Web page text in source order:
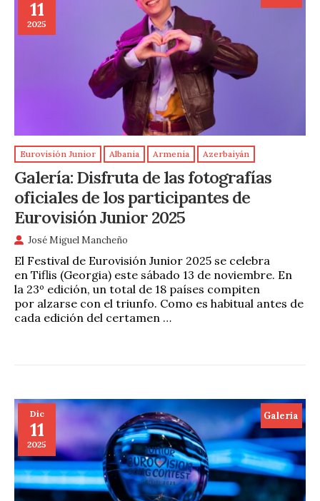
11
2025
Eurovisión Junior Albania Armenia Azerbaiyán
Galería: Disfruta de las fotografías
oficiales de los participantes de
Eurovisión Junior 2025
José Miguel Mancheño
El Festival de Eurovisión Junior 2025 se celebra
en Tiflis (Georgia) este sábado 13 de noviembre. En
la 23º edición, un total de 18 países compiten
por alzarse con el triunfo. Como es habitual antes de
cada edición del certamen …
Dic
11
2025
Galeria